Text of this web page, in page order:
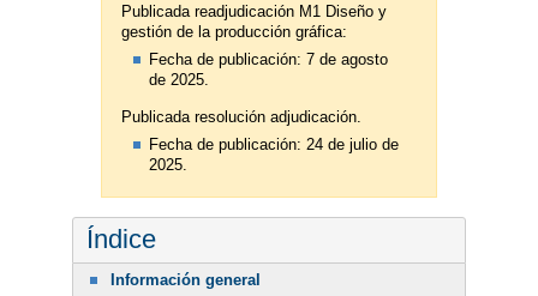
Publicada readjudicación M1 Diseño y
gestión de la producción gráfica:
Fecha de publicación: 7 de agosto
de 2025.
Publicada resolución adjudicación.
Fecha de publicación: 24 de julio de
2025.
Índice
Información general